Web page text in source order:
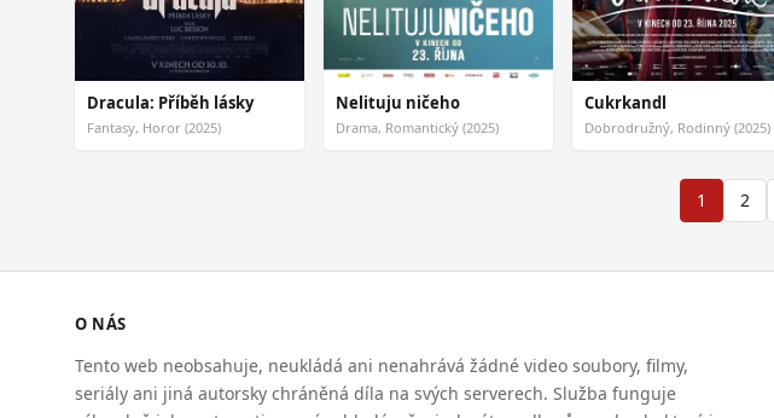
Dracula: Příběh lásky
Fantasy, Horor (2025)
Nelituju ničeho
Drama, Romantický (2025)
Cukrkandl
Dobrodružný, Rodinný (2025)
1 2
O NÁS
Tento web neobsahuje, neukládá ani nenahrává žádné video soubory, filmy,
seriály ani jiná autorsky chráněná díla na svých serverech. Služba funguje